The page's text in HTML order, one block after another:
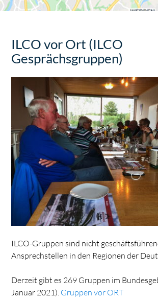
ILCO vor Ort (ILCO
Gesprächsgruppen)
ILCO-Gruppen sind nicht
Ansprechstellen in den Regionen der
Derzeit gibt es 269 Gruppen im
Januar 2021). Gruppen vor ORT